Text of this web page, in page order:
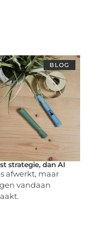
BLOG
strategie, dan AI
afwerkt, maar
vandaan